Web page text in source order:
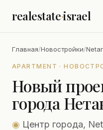
realestate·israel
Главная/Новостройки/
APARTMENT ·
Новый
города
◉ Центр города,